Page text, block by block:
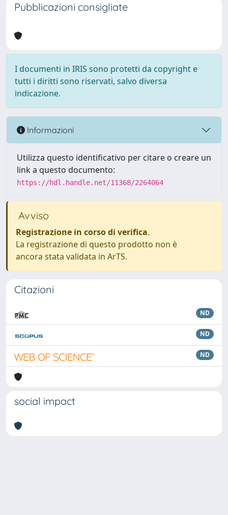
Pubblicazioni consigliate
I documenti in IRIS sono protetti da copyright e
tutti i diritti sono riservati, salvo diversa
indicazione.
Informazioni
Utilizza questo identificativo per citare o creare un
link a questo documento:
https://hdl.handle.net/11368/2264064
Avviso
Registrazione in corso di verifica.
La registrazione di questo prodotto non è
ancora stata validata in ArTS.
Citazioni
ND
ND
ND
social impact